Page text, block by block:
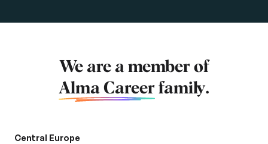
We are a member of
Alma Career family.
Central Europe